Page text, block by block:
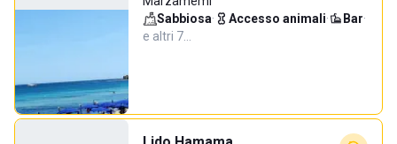
Sabbiosa· Accesso animali· Bar·
e altri 7…